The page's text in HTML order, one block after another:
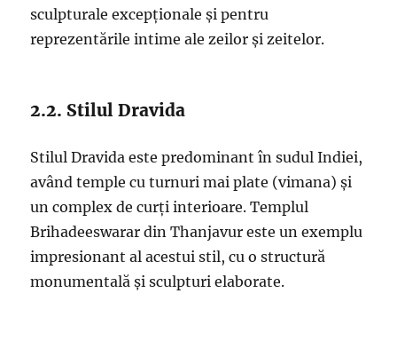
sculpturale excepționale și pentru
reprezentările intime ale zeilor și zeitelor.
2.2. Stilul Dravida
Stilul Dravida este predominant în sudul Indiei,
având temple cu turnuri mai plate (vimana) și
un complex de curți interioare. Templul
Brihadeeswarar din Thanjavur este un exemplu
impresionant al acestui stil, cu o structură
monumentală și sculpturi elaborate.